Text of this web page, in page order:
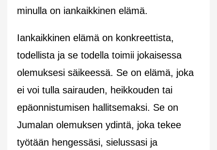
minulla on iankaikkinen elämä.
Iankaikkinen elämä on konkreettista,
todellista ja se todella toimii jokaisessa
olemuksesi säikeessä. Se on elämä, joka
ei voi tulla sairauden, heikkouden tai
epäonnistumisen hallitsemaksi. Se on
Jumalan olemuksen ydintä, joka tekee
työtään hengessäsi, sielussasi ja